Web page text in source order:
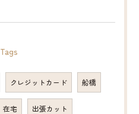
Tags
クレジットカード 船橋
在宅 出張カット